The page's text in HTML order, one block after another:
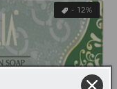
- 12%